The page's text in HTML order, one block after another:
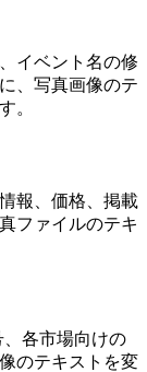
イベント名の修
、写真画像のテ
。
報、価格、掲載
ファイルのテキ
各市場向けの
のテキストを変